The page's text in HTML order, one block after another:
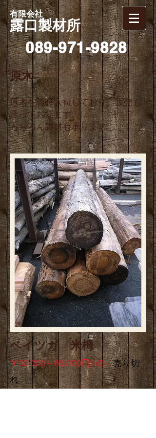
有限会社
露口製材所
089-971-9828
原木
原木を随時入荷しており、販売も
承っております。
もちろん製材も承ります。
ベイツガ 米栂
￥30,000～60,000円/m3売り切
れ